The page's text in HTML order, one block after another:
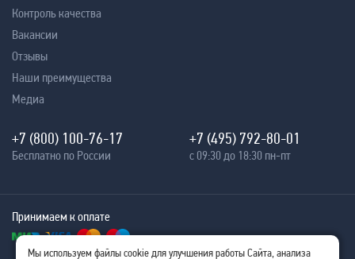
Контроль качества
Вакансии
Отзывы
Наши преимущества
Медиа
+7 (800) 100-76-17
Бесплатно по России
+7 (495) 792-80-01
с 09:30 до 18:30 пн-пт
Принимаем к оплате
Мы используем файлы cookie для улучшения работы Сайта, анализа